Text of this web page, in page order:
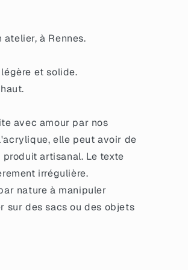
à Rennes.
et solide.
avec amour par nos
elle peut avoir de
artisanal. Le texte
irrégulière.
nature à manipuler
sur des sacs ou des objets